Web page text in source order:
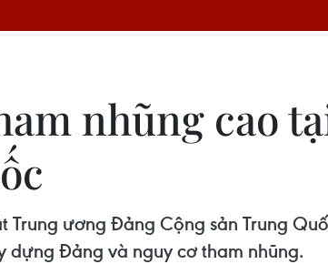
nhũng cao
Trung ương Đảng Cộng sản Trung
dựng Đảng và nguy cơ tham nhũng.